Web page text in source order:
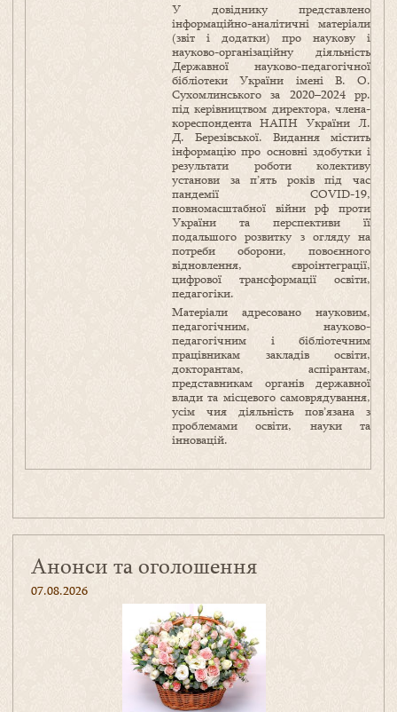
У довіднику представлено
інформаційно-аналітичні матеріали
(звіт і додатки) про наукову і
науково-організаційну діяльність
Державної науково-педагогічної
бібліотеки України імені В. О.
Сухомлинського за 2020–2024 рр.
під керівництвом директора, члена-
кореспондента НАПН України Л.
Д. Березівської. Видання містить
інформацію про основні здобутки і
результати роботи колективу
установи за п’ять років під час
пандемії COVID-19,
повномасштабної війни рф проти
України та перспективи її
подальшого розвитку з огляду на
потреби оборони, повоєнного
відновлення, євроінтеграції,
цифрової трансформації освіти,
педагогіки.
Матеріали адресовано науковим,
педагогічним, науково-
педагогічним і бібліотечним
працівникам закладів освіти,
докторантам, аспірантам,
представникам органів державної
влади та місцевого самоврядування,
усім чия діяльність пов’язана з
проблемами освіти, науки та
інновацій.
Анонси та оголошення
07.08.2026